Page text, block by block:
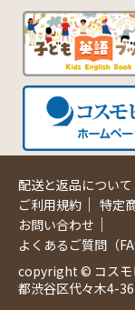
配送と返品について
ご利用規約 ｜ 特定
お問い合わせ ｜
よくあるご質問（
copyright © コスモ
都渋谷区代々木4-